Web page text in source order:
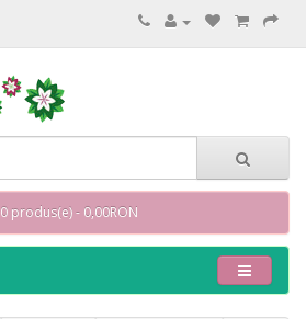
0 produs(e) - 0,00RON